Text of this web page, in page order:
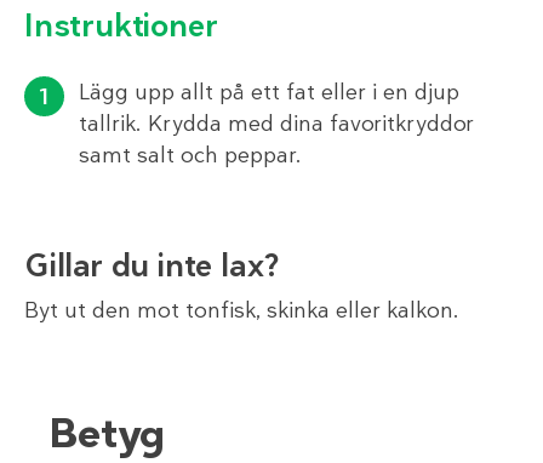
Instruktioner
Lägg upp allt på ett fat eller i en djup
tallrik. Krydda med dina favoritkryddor
samt salt och peppar.
Gillar du inte lax?
Byt ut den mot tonfisk, skinka eller kalkon.
Betyg